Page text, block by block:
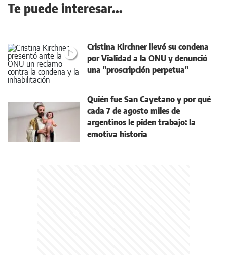
Te puede interesar...
Cristina Kirchner llevó su condena
por Vialidad a la ONU y denunció
una "proscripción perpetua"
Quién fue San Cayetano y por qué
cada 7 de agosto miles de
argentinos le piden trabajo: la
emotiva historia